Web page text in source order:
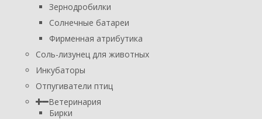
Зернодробилки
Солнечные батареи
Фирменная атрибутика
Соль-лизунец для животных
Инкубаторы
Отпугиватели птиц
Ветеринария
Бирки